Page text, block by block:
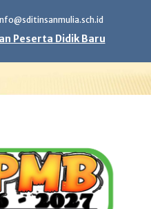
Peserta Didik Baru